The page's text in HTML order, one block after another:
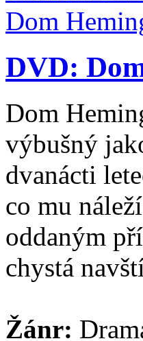
DVD:
Dom
výbušný
dvanácti
co mu
oddaným
chystá
Žánr: